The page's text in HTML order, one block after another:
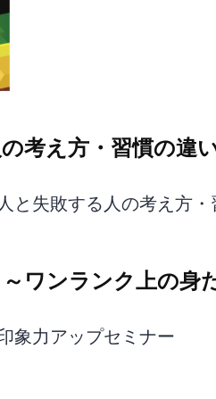
考え方・習慣の違
と失敗する人の考え方・
ワンランク上の身
象力アップセミナー